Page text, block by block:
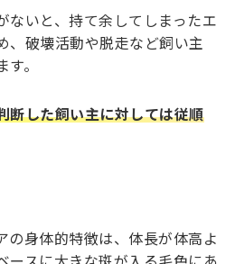
ないと、持て余してしまったエ
、破壊活動や脱走など飼い主
。
断した飼い主に対しては従順
の身体的特徴は、体長が体高よ